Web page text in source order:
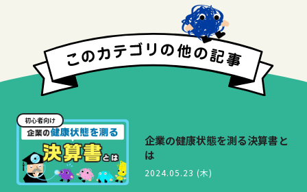
初心者向け
企業の健康状態を測る決算書と
は
2024.05.23 (木)